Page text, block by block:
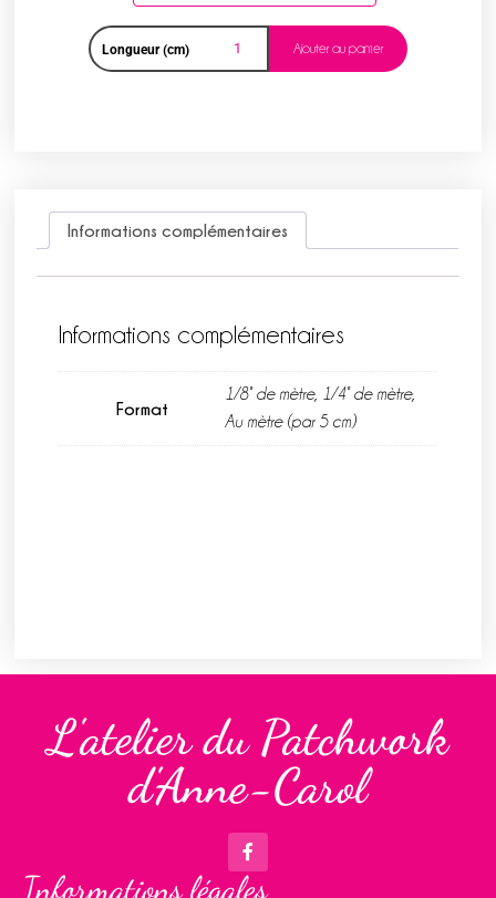
Longueur (cm) Ajouter au panier
Informations complémentaires
Informations complémentaires
Format
1/8° de mètre, 1/4° de mètre,
Au mètre (par 5 cm)
L'atelier du Patchwork
d'Anne-Carol
Informations légales